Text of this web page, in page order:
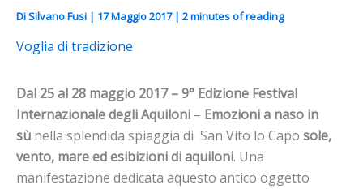
DiSilvano Fusi | 17 Maggio 2017 | 2 minutes of reading
Voglia di tradizione
Dal 25 al 28 maggio 2017 – 9° Edizione Festival
Internazionale degli Aquiloni – Emozioni a naso in
sù nella splendida spiaggia di San Vito lo Capo sole,
vento, mare ed esibizioni di aquiloni. Una
manifestazione dedicata aquesto antico oggetto